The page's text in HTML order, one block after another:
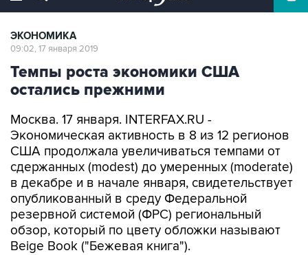
ЭКОНОМИКА
09:02, 17 января 2019
Темпы роста экономики США
остались прежними
Москва. 17 января. INTERFAX.RU -
Экономическая активность в 8 из 12 регионов
США продолжала увеличиваться темпами от
сдержанных (modest) до умеренных (moderate)
в декабре и в начале января, свидетельствует
опубликованный в среду Федеральной
резервной системой (ФРС) региональный
обзор, который по цвету обложки называют
Beige Book ("Бежевая книга").